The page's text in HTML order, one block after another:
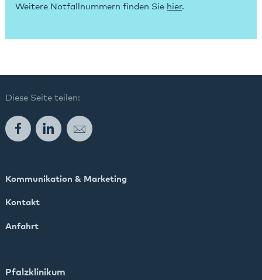
Weitere Notfallnummern finden Sie hier.
Diese Seite teilen:
FacebookLinkedInE-Mail
Kommunikation & Marketing
Kontakt
Anfahrt
Pfalzklinikum